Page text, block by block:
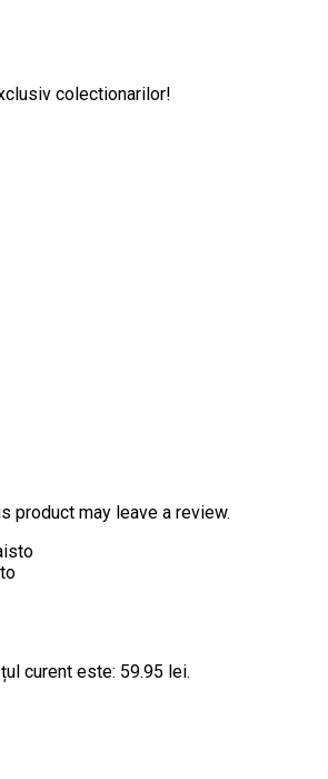
colectionarilor!
product may leave a review.
curent este: 59.95 lei.